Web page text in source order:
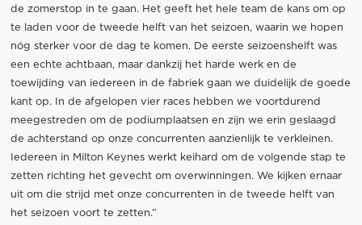
de zomerstop in te gaan. Het geeft het hele team de kans om op
te laden voor de tweede helft van het seizoen, waarin we hopen
nóg sterker voor de dag te komen. De eerste seizoenshelft was
een echte achtbaan, maar dankzij het harde werk en de
toewijding van iedereen in de fabriek gaan we duidelijk de goede
kant op. In de afgelopen vier races hebben we voortdurend
meegestreden om de podiumplaatsen en zijn we erin geslaagd
de achterstand op onze concurrenten aanzienlijk te verkleinen.
Iedereen in Milton Keynes werkt keihard om de volgende stap te
zetten richting het gevecht om overwinningen. We kijken ernaar
uit om die strijd met onze concurrenten in de tweede helft van
het seizoen voort te zetten.”